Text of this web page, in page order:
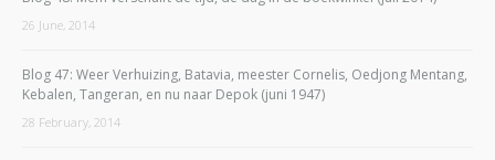
26 June, 2014
Blog 47: Weer Verhuizing, Batavia, meester Cornelis, Oedjong Mentang,
Kebalen, Tangeran, en nu naar Depok (juni 1947)
28 February, 2014